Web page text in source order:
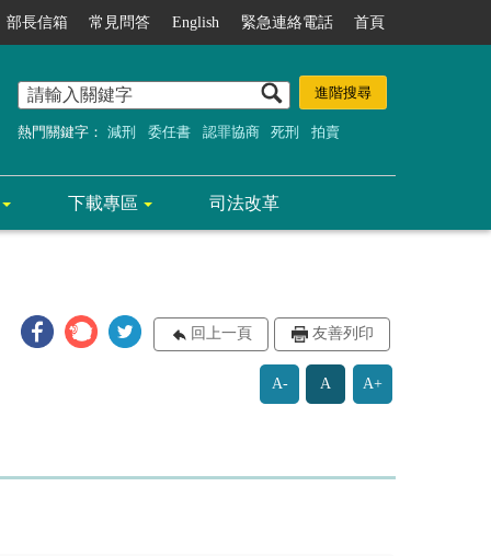
部長信箱 常見問答 English 緊急連絡電話 首頁
熱門關鍵字： 減刑 委任書 認罪協商 死刑 拍賣
下載專區 司法改革
回上一頁 友善列印
A- A A+